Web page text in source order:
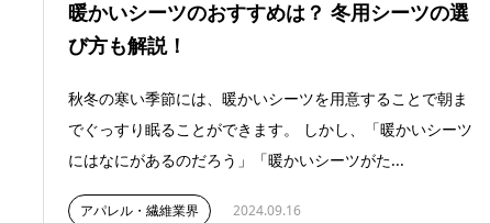
暖かいシーツのおすすめは？ 冬用シーツの選
び方も解説！
秋冬の寒い季節には、暖かいシーツを用意することで朝ま
でぐっすり眠ることができます。 しかし、「暖かいシーツ
にはなにがあるのだろう」「暖かいシーツがた...
アパレル・繊維業界 2024.09.16